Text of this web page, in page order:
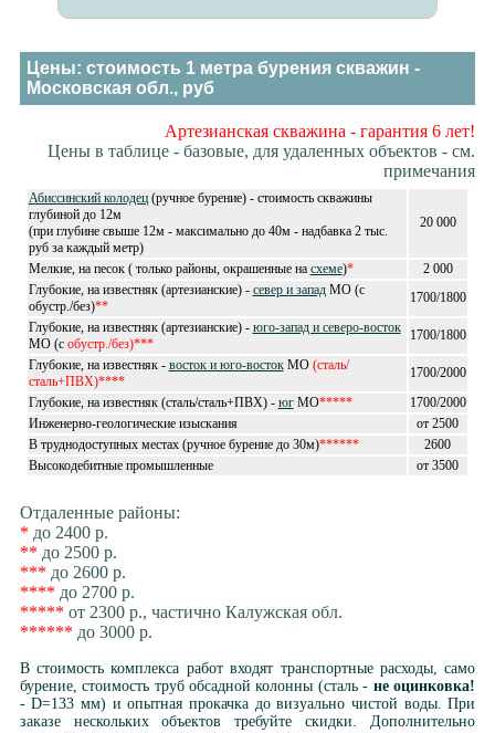
Цены: cтоимость 1 метра бурения скважин -
Московская обл., руб
Артезианская скважина - гарантия 6 лет!
Цены в таблице - базовые, для удаленных объектов - см.
примечания
Абиссинский колодец(ручное бурение) - стоимость скважины
глубиной до 12м
(при глубине свыше 12м - максимально до 40м - надбавка 2 тыс.
руб за каждый метр)
20 000
Мелкие, на песок ( только районы, окрашенные на схеме)*
2 000
Глубокие, на известняк (артезианские) - север и западМО (с
обустр./без)**
1700/1800
Глубокие, на известняк (артезианские) - юго-запад и северо-восток
МО (с обустр./без)***
1700/1800
Глубокие, на известняк - восток и юго-востокМО (сталь/
сталь+ПВХ)****
1700/2000
Глубокие, на известняк (сталь/сталь+ПВХ) - югМО*****
1700/2000
Инженерно-геологические изыскания
от 2500
В труднодоступных местах (ручное бурение до 30м)******
2600
Высокодебитные промышленные
от 3500
Отдаленные районы:
* до 2400 р.
** до 2500 р.
*** до 2600 р.
**** до 2700 р.
***** от 2300 р., частично Калужская обл.
****** до 3000 р.
В стоимость комплекса работ входят транспортные расходы, само
бурение, стоимость труб обсадной колонны (сталь - не оцинковка!
- D=133 мм) и опытная прокачка до визуально чистой воды. При
заказе нескольких объектов требуйте скидки. Дополнительно